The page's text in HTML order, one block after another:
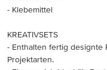
- Klebemittel
KREATIVSETS
- Enthalten fertig designte
Projektarten.